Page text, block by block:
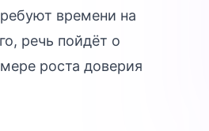
времени на
речь пойдёт о
роста доверия